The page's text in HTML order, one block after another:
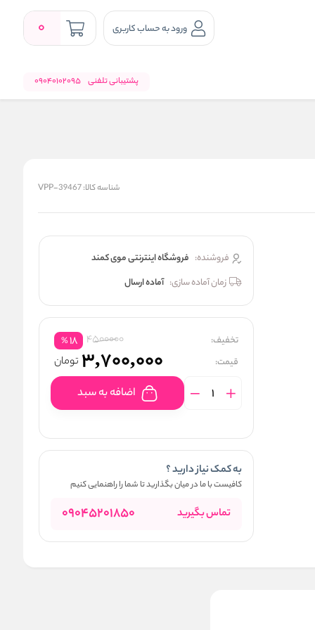
ورود به حساب کاربری 0
پشتیبانی تلفنی 09040102095
شناسه کالا:VPP-39467
فروشنده: فروشگاه اینترنتی موی کمند
زمان آماده سازی: آماده ارسال
تخفیف: 4500000
18
%
قیمت: 3,700,000 تومان
اضافه به سبد
به کمک نیاز دارید ؟
کافیست با ما در میان بگذارید تا شما را راهنمایی کنیم
تماس بگیرید 09045201850